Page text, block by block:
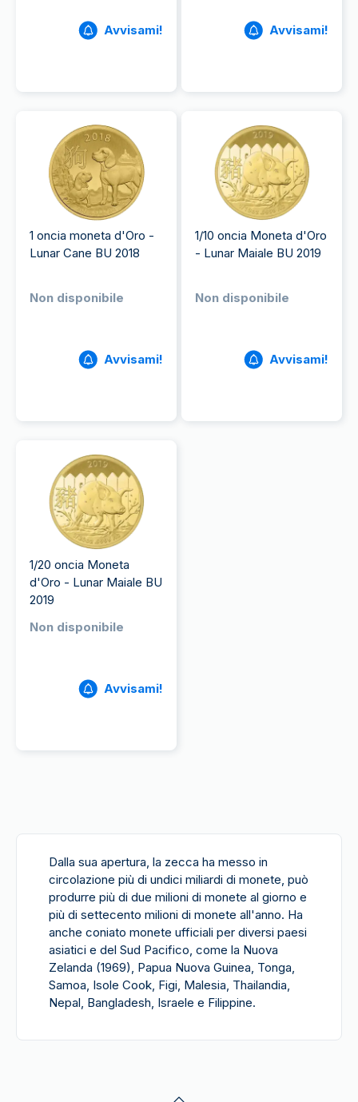
Avvisami! Avvisami!
1 oncia moneta d'Oro -
Lunar Cane BU 2018
Non disponibile
Avvisami!
1/10 oncia Moneta d'Oro
- Lunar Maiale BU 2019
Non disponibile
Avvisami!
1/20 oncia Moneta
d'Oro - Lunar Maiale BU
2019
Non disponibile
Avvisami!
Dalla sua apertura, la zecca ha messo in
circolazione più di undici miliardi di monete, può
produrre più di due milioni di monete al giorno e
più di settecento milioni di monete all'anno. Ha
anche coniato monete ufficiali per diversi paesi
asiatici e del Sud Pacifico, come la Nuova
Zelanda (1969), Papua Nuova Guinea, Tonga,
Samoa, Isole Cook, Figi, Malesia, Thailandia,
Nepal, Bangladesh, Israele e Filippine.